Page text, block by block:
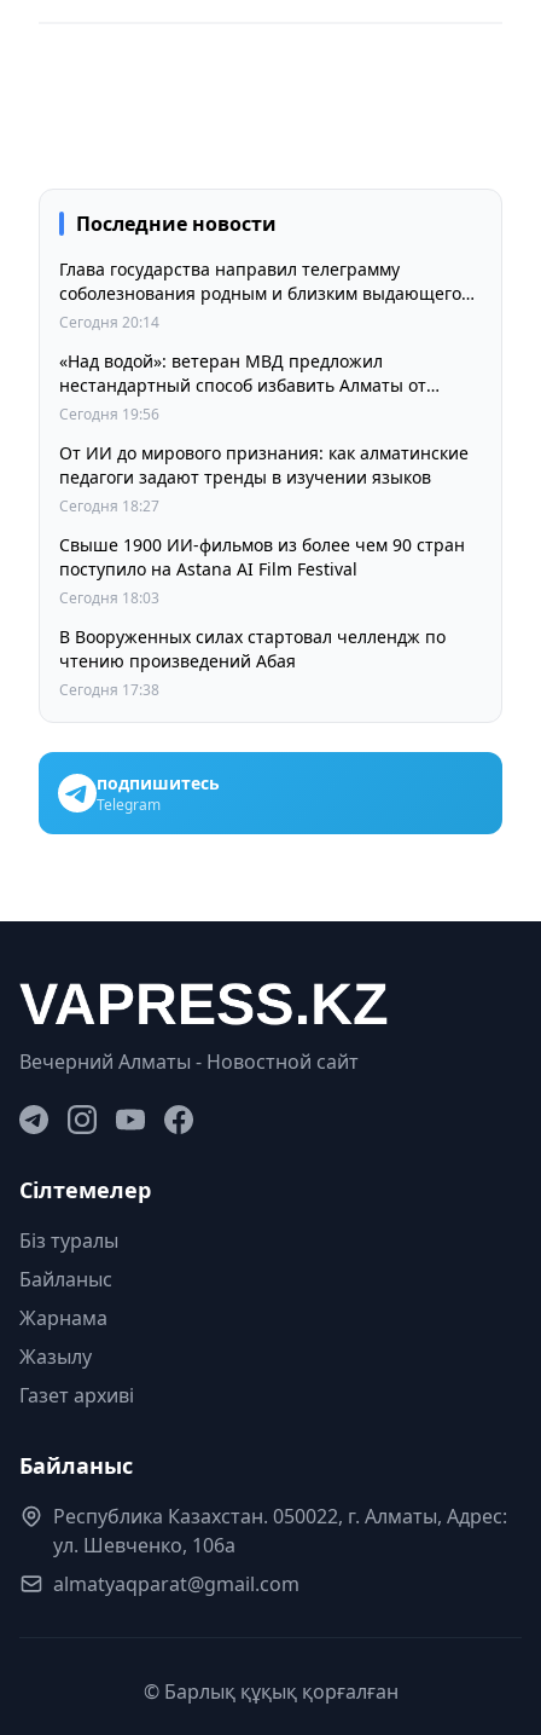
Последние новости
Глава государства направил телеграмму
соболезнования родным и близким выдающегося
кинорежиссера Ардака Амиркулова
Сегодня 20:14
«Над водой»: ветеран МВД предложил
нестандартный способ избавить Алматы от
пробок и смога
Сегодня 19:56
От ИИ до мирового признания: как алматинские
педагоги задают тренды в изучении языков
Сегодня 18:27
Свыше 1900 ИИ-фильмов из более чем 90 стран
поступило на Astana AI Film Festival
Сегодня 18:03
В Вооруженных силах стартовал челлендж по
чтению произведений Абая
Сегодня 17:38
подпишитесь
Telegram
Вечерний Алматы - Новостной сайт
Сілтемелер
Біз туралы
Байланыс
Жарнама
Жазылу
Газет архиві
Байланыс
Республика Казахстан. 050022, г. Алматы, Адрес:
ул. Шевченко, 106а
almatyaqparat@gmail.com
© Барлық құқық қорғалған